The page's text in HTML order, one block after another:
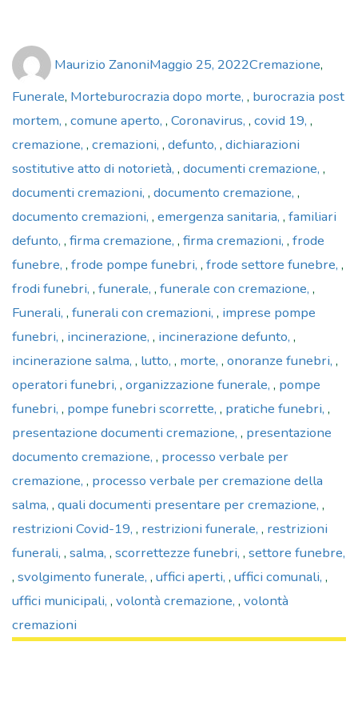
Maurizio Zanonion
Maggio 25, 2022Cremazione,
Funerale, MorteTags
burocrazia dopo morte , burocrazia post
mortem , comune aperto , Coronavirus , covid 19 ,
cremazione , cremazioni , defunto , dichiarazioni
sostitutive atto di notorietà , documenti cremazione ,
documenti cremazioni , documento cremazione ,
documento cremazioni , emergenza sanitaria , familiari
defunto , firma cremazione , firma cremazioni , frode
funebre , frode pompe funebri , frode settore funebre ,
frodi funebri , funerale , funerale con cremazione ,
Funerali , funerali con cremazioni , imprese pompe
funebri , incinerazione , incinerazione defunto ,
incinerazione salma , lutto , morte , onoranze funebri ,
operatori funebri , organizzazione funerale , pompe
funebri , pompe funebri scorrette , pratiche funebri ,
presentazione documenti cremazione , presentazione
documento cremazione , processo verbale per
cremazione , processo verbale per cremazione della
salma , quali documenti presentare per cremazione ,
restrizioni Covid-19 , restrizioni funerale , restrizioni
funerali , salma , scorrettezze funebri , settore funebre
, svolgimento funerale , uffici aperti , uffici comunali ,
uffici municipali , volontà cremazione , volontà
cremazioni